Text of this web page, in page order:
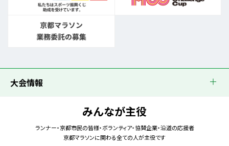
大会情報
みんなが主役
ランナー・京都市民の皆様・ボランティア・協賛企業・沿道の応援者
京都マラソンに関わる全ての人が主役です